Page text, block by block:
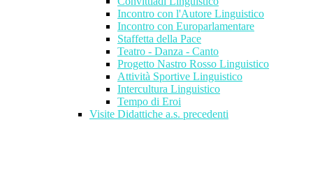
Incontro con l'Autore Linguistico
Incontro con Europarlamentare
Staffetta della Pace
Teatro - Danza - Canto
Progetto Nastro Rosso Linguistico
Attività Sportive Linguistico
Intercultura Linguistico
Tempo di Eroi
Visite Didattiche a.s. precedenti